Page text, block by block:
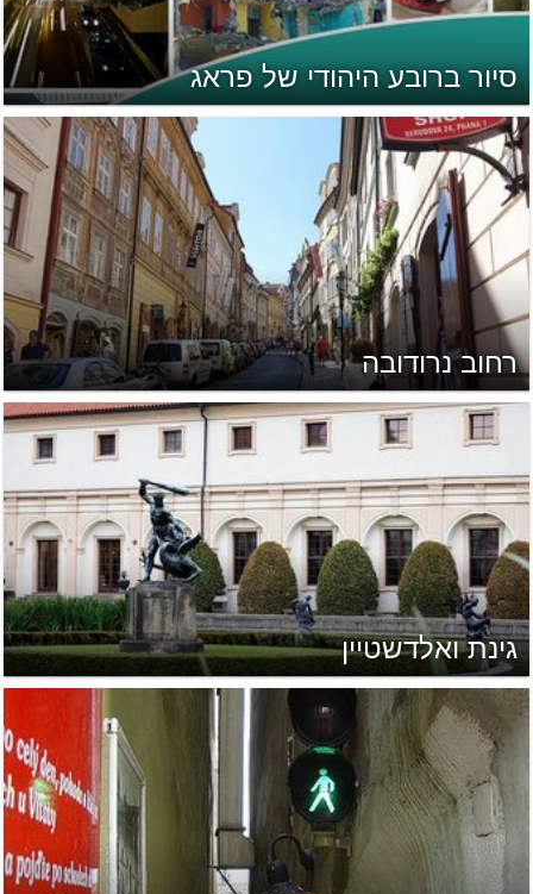
סיור ברובע היהודי של פראג
רחוב נרודובה
גינת ואלדשטיין